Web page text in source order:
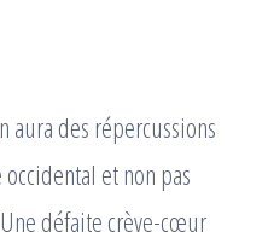
aura des répercussions
et non pas
défaite crève-cœur